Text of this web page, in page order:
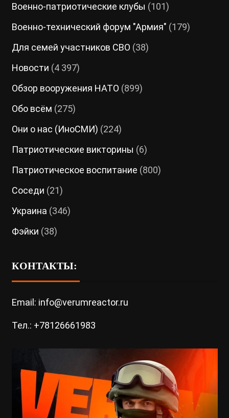
Военно-патриотические клубы (101)
Военно-технический форум "Армия" (179)
Для семей участников СВО (38)
Новости (4 397)
Обзор вооружения НАТО (899)
Обо всём (275)
Они о нас (ИноСМИ) (224)
Патриотические викторины (6)
Патриотическое воспитание (800)
Соседи (21)
Украина (346)
Фэйки (38)
КОНТАКТЫ:
Email: info@verumreactor.ru
Тел.: +78126661983